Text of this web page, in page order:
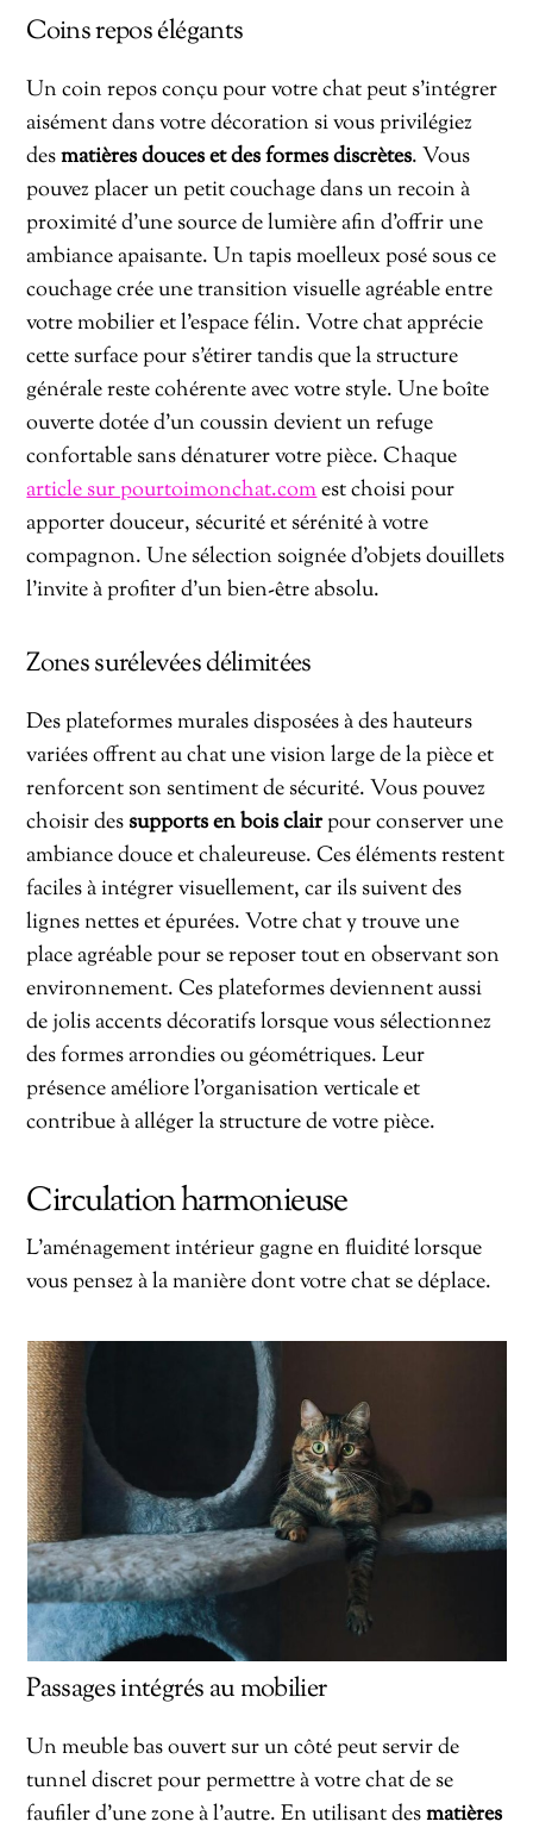
Coins repos élégants
Un coin repos conçu pour votre chat peut s’intégrer
aisément dans votre décoration si vous privilégiez
desmatières douces et des formes discrètes. Vous
pouvez placer un petit couchage dans un recoin à
proximité d’une source de lumière afin d’offrir une
ambiance apaisante. Un tapis moelleux posé sous ce
couchage crée une transition visuelle agréable entre
votre mobilier et l’espace félin. Votre chat apprécie
cette surface pour s’étirer tandis que la structure
générale reste cohérente avec votre style. Une boîte
ouverte dotée d’un coussin devient un refuge
confortable sans dénaturer votre pièce. Chaque
article sur pourtoimonchat.comest choisi pour
apporter douceur, sécurité et sérénité à votre
compagnon. Une sélection soignée d’objets douillets
l’invite à profiter d’un bien-être absolu.
Zones surélevées délimitées
Des plateformes murales disposées à des hauteurs
variées offrent au chat une vision large de la pièce et
renforcent son sentiment de sécurité. Vous pouvez
choisir des supports en bois clairpour conserver une
ambiance douce et chaleureuse. Ces éléments restent
faciles à intégrer visuellement, car ils suivent des
lignes nettes et épurées. Votre chat y trouve une
place agréable pour se reposer tout en observant son
environnement. Ces plateformes deviennent aussi
de jolis accents décoratifs lorsque vous sélectionnez
des formes arrondies ou géométriques. Leur
présence améliore l’organisation verticale et
contribue à alléger la structure de votre pièce.
Circulation harmonieuse
L’aménagement intérieur gagne en fluidité lorsque
vous pensez à la manière dont votre chat se déplace.
Passages intégrés au mobilier
Un meuble bas ouvert sur un côté peut servir de
tunnel discret pour permettre à votre chat de se
faufiler d’une zone à l’autre. En utilisant desmatières